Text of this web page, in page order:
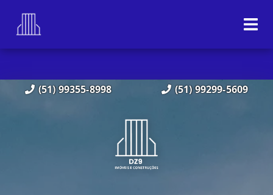
(51) 99355-8998 (51) 99299-5609